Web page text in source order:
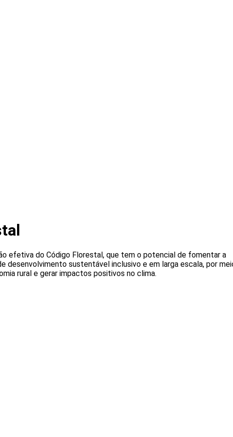
efetiva do Código Florestal, que tem o potencial de fomentar a
desenvolvimento sustentável inclusivo e em larga escala, por
rural e gerar impactos positivos no clima.